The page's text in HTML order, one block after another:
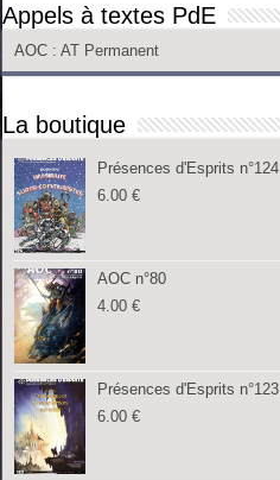
Appels à textes PdE
AOC : AT Permanent
La boutique
Présences d'Esprits n°124
6.00€
AOC n°80
4.00€
Présences d'Esprits n°123
6.00€